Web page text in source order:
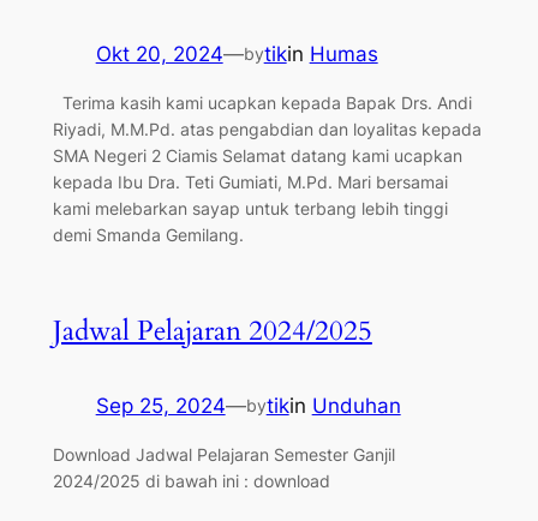
Okt 20, 2024—bytikin Humas
Terima kasih kami ucapkan kepada Bapak Drs. Andi
Riyadi, M.M.Pd. atas pengabdian dan loyalitas kepada
SMA Negeri 2 Ciamis Selamat datang kami ucapkan
kepada Ibu Dra. Teti Gumiati, M.Pd. Mari bersamai
kami melebarkan sayap untuk terbang lebih tinggi
demi Smanda Gemilang.
Jadwal Pelajaran 2024/2025
Sep 25, 2024—bytikin Unduhan
Download Jadwal Pelajaran Semester Ganjil
2024/2025 di bawah ini : download